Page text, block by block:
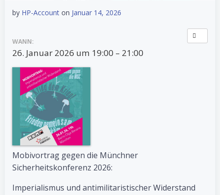
by HP-Account on Januar 14, 2026
WANN:
26. Januar 2026 um 19:00 – 21:00
Mobivortrag gegen die Münchner
Sicherheitskonferenz 2026:
Imperialismus und antimilitaristischer Widerstand